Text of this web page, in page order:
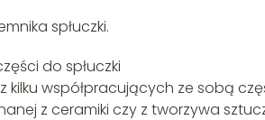
spłuczki.
do spłuczki
współpracujących ze sobą
z ceramiki czy z tworzywa